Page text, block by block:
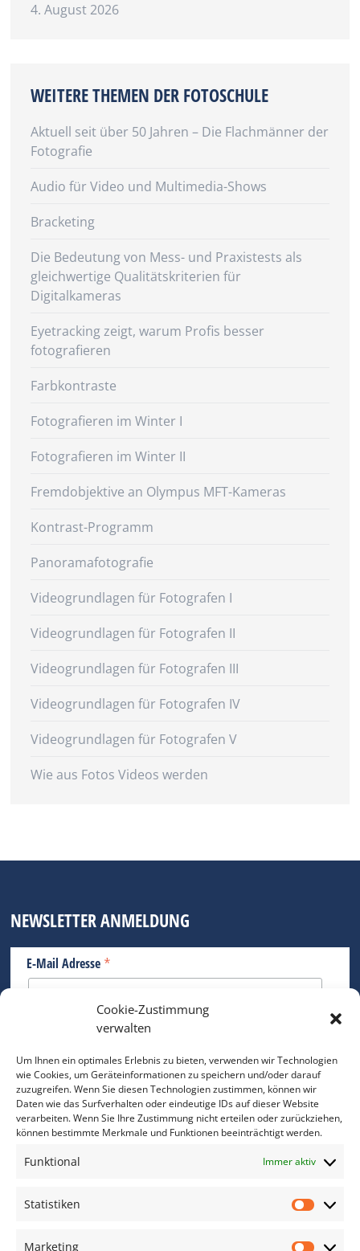
Cookie-Zustimmung
verwalten
Um Ihnen ein optimales Erlebnis zu bieten, verwenden wir Technologien
wie Cookies, um Geräteinformationen zu speichern und/oder darauf
zuzugreifen. Wenn Sie diesen Technologien zustimmen, können wir
Daten wie das Surfverhalten oder eindeutige IDs auf dieser Website
verarbeiten. Wenn Sie Ihre Zustimmung nicht erteilen oder zurückziehen,
können bestimmte Merkmale und Funktionen beeinträchtigt werden.
Funktional Immer aktiv
Statistiken
Marketing
4. August 2026
WEITERE THEMEN DER FOTOSCHULE
Aktuell seit über 50 Jahren – Die Flachmänner der
Fotografie
Audio für Video und Multimedia-Shows
Bracketing
Die Bedeutung von Mess- und Praxistests als
gleichwertige Qualitätskriterien für
Digitalkameras
Eyetracking zeigt, warum Profis besser
fotografieren
Farbkontraste
Fotografieren im Winter I
Fotografieren im Winter II
Fremdobjektive an Olympus MFT-Kameras
Kontrast-Programm
Panoramafotografie
Videogrundlagen für Fotografen I
Videogrundlagen für Fotografen II
Videogrundlagen für Fotografen III
Videogrundlagen für Fotografen IV
Videogrundlagen für Fotografen V
Wie aus Fotos Videos werden
NEWSLETTER ANMELDUNG
E-Mail Adresse *
Bitte geben Sie Ihre E-Mail Adresse ein.
*